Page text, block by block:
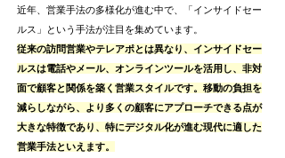
近年、営業手法の多様化が進む中で、「インサイドセー
ルス」という手法が注目を集めています。
従来の訪問営業やテレアポとは異なり、インサイドセー
ルスは電話やメール、オンラインツールを活用し、非対
面で顧客と関係を築く営業スタイルです。移動の負担を
減らしながら、より多くの顧客にアプローチできる点が
大きな特徴であり、特にデジタル化が進む現代に適した
営業手法といえます。